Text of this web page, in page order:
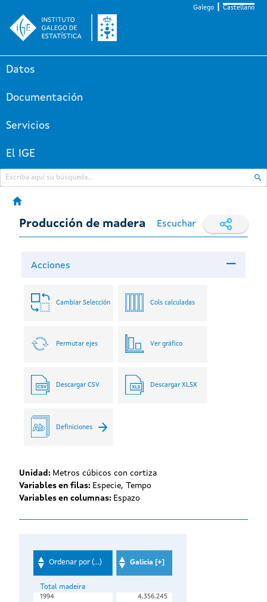
Galego Castellano
Datos
Documentación
Servicios
El IGE
Producción de madera Escuchar
Acciones
Cambiar Selección Cols calculadas
Permutar ejes Ver gráfico
Descargar CSV Descargar XLSX
Definiciones
Unidad: Metros cúbicos con cortiza
Variables en filas: Especie, Tempo
Variables en columnas: Espazo
Ordenar por (...) Galicia [+]
Total madeira
1994
4.356.245